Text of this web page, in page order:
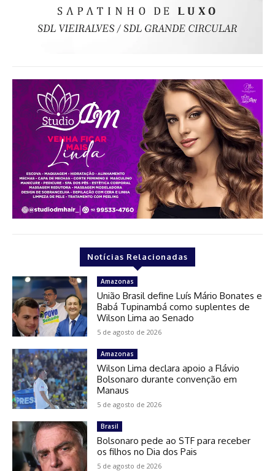
Notícias Relacionadas
Amazonas
União Brasil define Luís Mário Bonates e
Babá Tupinambá como suplentes de
Wilson Lima ao Senado
5 de agosto de 2026
Amazonas
Wilson Lima declara apoio a Flávio
Bolsonaro durante convenção em
Manaus
5 de agosto de 2026
Brasil
Bolsonaro pede ao STF para receber
os filhos no Dia dos Pais
5 de agosto de 2026